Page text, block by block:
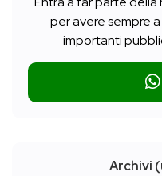
per avere sempre
importanti
Archivi